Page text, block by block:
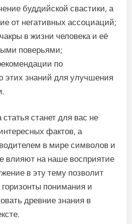
буддийской свастики, а
от негативных ассоциаций;
в жизни человека и её
поверьями;
по
этих знаний для улучшения
станет для вас не
фактов, а
в мире символов и
влияют на наше восприятие
в эту тему позволит
понимания и
древние знания в